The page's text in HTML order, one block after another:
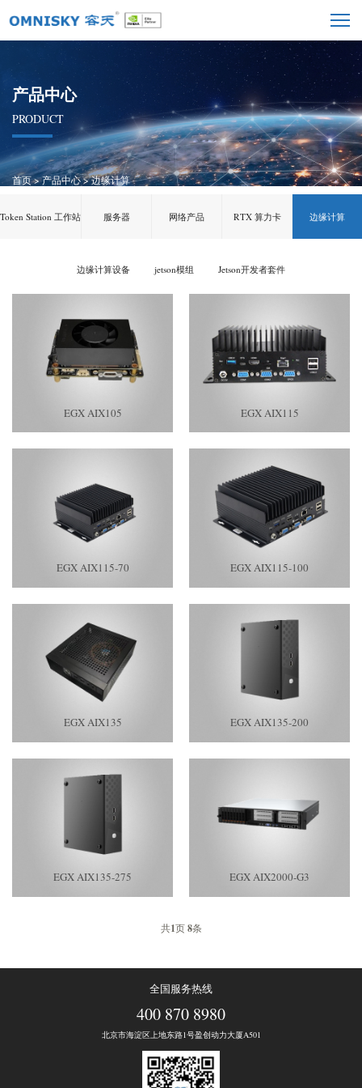
产品中心
PRODUCT
首页>产品中心>边缘计算
Token Station 工作站 服务器 网络产品 RTX 算力卡 边缘计算
边缘计算设备 jetson模组 Jetson开发者套件
EGX AIX105 EGX AIX115
EGX AIX115-70 EGX AIX115-100
EGX AIX135 EGX AIX135-200
EGX AIX135-275 EGX AIX2000-G3
共1页8条
全国服务热线
400 870 8980
北京市海淀区上地东路1号盈创动力大厦A501